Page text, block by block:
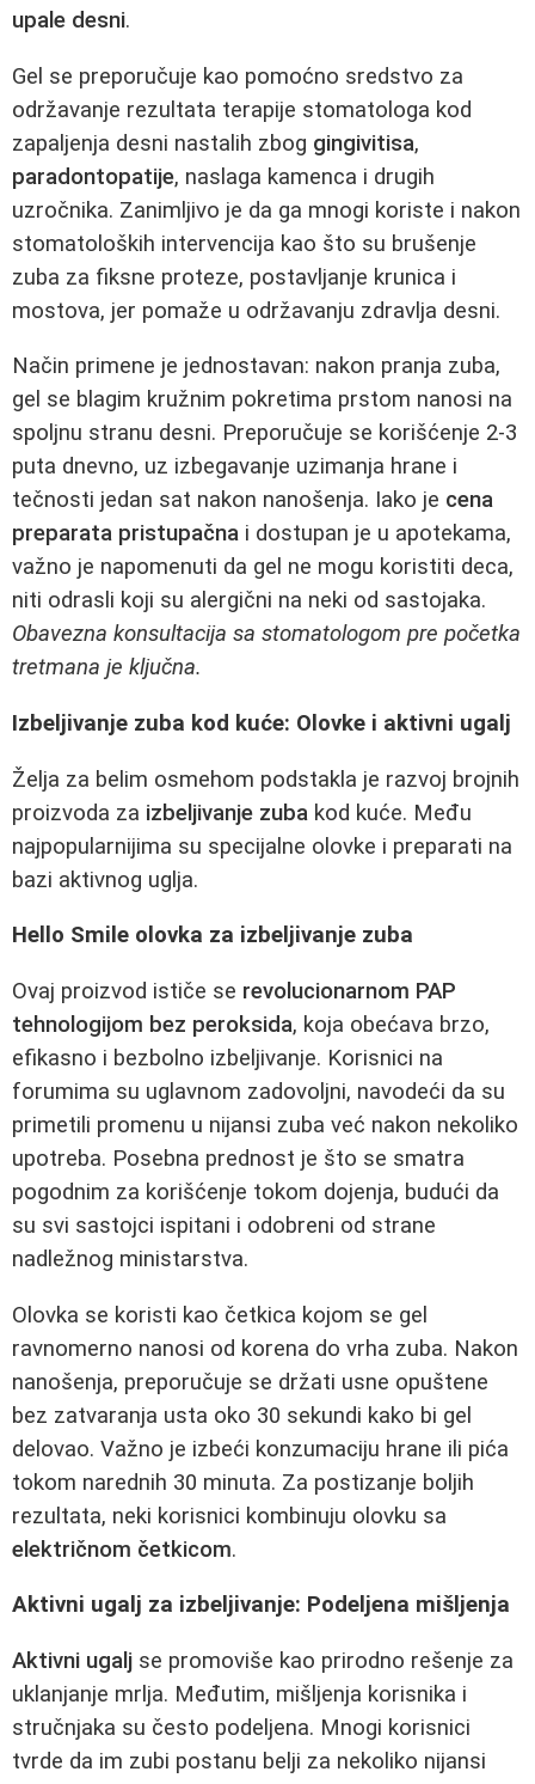
upale desni.
Gel se preporučuje kao pomoćno sredstvo za
održavanje rezultata terapije stomatologa kod
zapaljenja desni nastalih zbog gingivitisa,
paradontopatije, naslaga kamenca i drugih
uzročnika. Zanimljivo je da ga mnogi koriste i nakon
stomatoloških intervencija kao što su brušenje
zuba za fiksne proteze, postavljanje krunica i
mostova, jer pomaže u održavanju zdravlja desni.
Način primene je jednostavan: nakon pranja zuba,
gel se blagim kružnim pokretima prstom nanosi na
spoljnu stranu desni. Preporučuje se korišćenje 2-3
puta dnevno, uz izbegavanje uzimanja hrane i
tečnosti jedan sat nakon nanošenja. Iako je cena
preparata pristupačna i dostupan je u apotekama,
važno je napomenuti da gel ne mogu koristiti deca,
niti odrasli koji su alergični na neki od sastojaka.
Obavezna konsultacija sa stomatologom pre početka
tretmana je ključna.
Izbeljivanje zuba kod kuće: Olovke i aktivni ugalj
Želja za belim osmehom podstakla je razvoj brojnih
proizvoda za izbeljivanje zuba kod kuće. Među
najpopularnijima su specijalne olovke i preparati na
bazi aktivnog uglja.
Hello Smile olovka za izbeljivanje zuba
Ovaj proizvod ističe se revolucionarnom PAP
tehnologijom bez peroksida, koja obećava brzo,
efikasno i bezbolno izbeljivanje. Korisnici na
forumima su uglavnom zadovoljni, navodeći da su
primetili promenu u nijansi zuba već nakon nekoliko
upotreba. Posebna prednost je što se smatra
pogodnim za korišćenje tokom dojenja, budući da
su svi sastojci ispitani i odobreni od strane
nadležnog ministarstva.
Olovka se koristi kao četkica kojom se gel
ravnomerno nanosi od korena do vrha zuba. Nakon
nanošenja, preporučuje se držati usne opuštene
bez zatvaranja usta oko 30 sekundi kako bi gel
delovao. Važno je izbeći konzumaciju hrane ili pića
tokom narednih 30 minuta. Za postizanje boljih
rezultata, neki korisnici kombinuju olovku sa
električnom četkicom.
Aktivni ugalj za izbeljivanje: Podeljena mišljenja
Aktivni ugalj se promoviše kao prirodno rešenje za
uklanjanje mrlja. Međutim, mišljenja korisnika i
stručnjaka su često podeljena. Mnogi korisnici
tvrde da im zubi postanu belji za nekoliko nijansi